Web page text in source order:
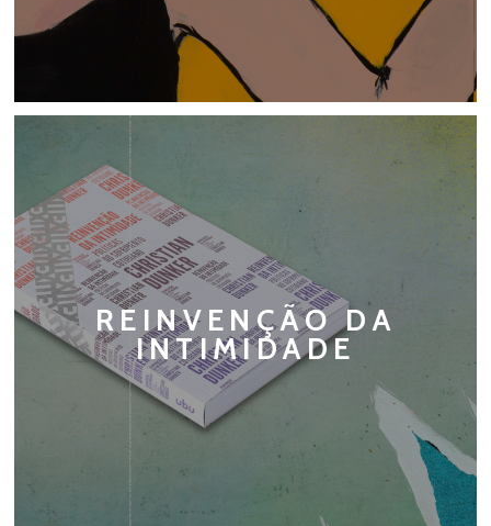
REINVENÇÃO DA
INTIMIDADE